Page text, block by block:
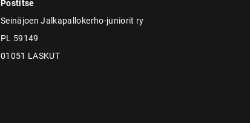
Postitse
Seinäjoen Jalkapallokerho-juniorit ry
PL 59149
01051 LASKUT